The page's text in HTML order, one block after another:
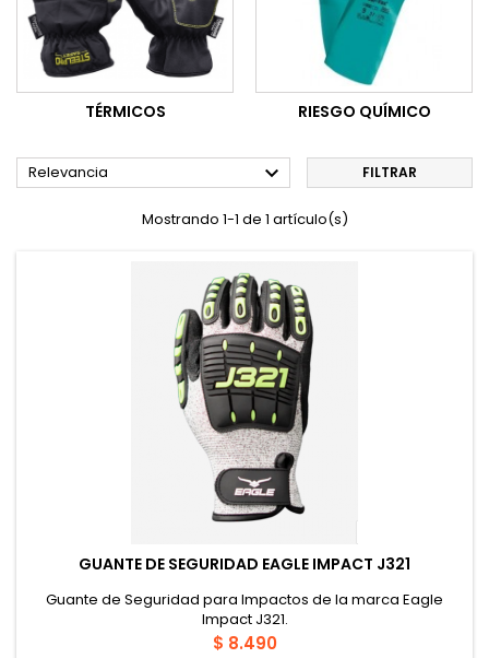
TÉRMICOS RIESGO QUÍMICO
Relevancia  FILTRAR
Mostrando 1-1 de 1 artículo(s)
GUANTE DE SEGURIDAD EAGLE IMPACT J321
Guante de Seguridad para Impactos de la marca Eagle
Impact J321.
Precio
$ 8.490